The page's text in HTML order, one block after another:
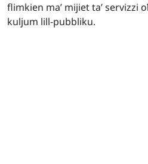
flimkien ma’ mijiet ta’ servizzi
kuljum lill-pubbliku.